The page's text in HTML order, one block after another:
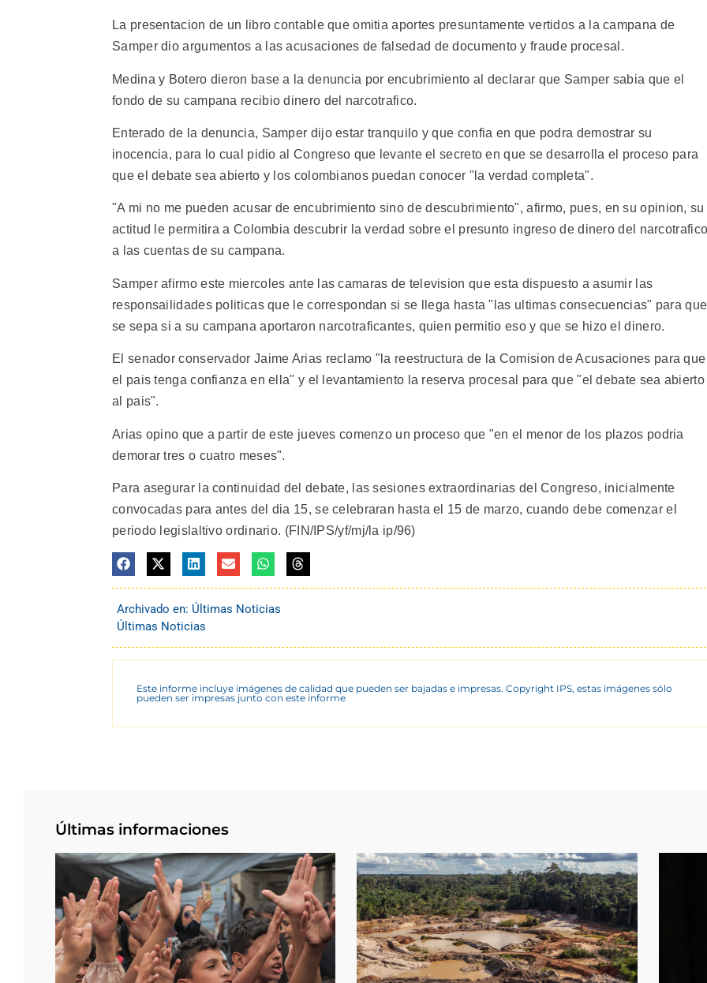
La presentacion de un libro contable que omitia aportes presuntamente vertidos a la campana de
Samper dio argumentos a las acusaciones de falsedad de documento y fraude procesal.
Medina y Botero dieron base a la denuncia por encubrimiento al declarar que Samper sabia que el
fondo de su campana recibio dinero del narcotrafico.
Enterado de la denuncia, Samper dijo estar tranquilo y que confia en que podra demostrar su
inocencia, para lo cual pidio al Congreso que levante el secreto en que se desarrolla el proceso para
que el debate sea abierto y los colombianos puedan conocer "la verdad completa".
"A mi no me pueden acusar de encubrimiento sino de descubrimiento", afirmo, pues, en su opinion, su
actitud le permitira a Colombia descubrir la verdad sobre el presunto ingreso de dinero del
a las cuentas de su campana.
Samper afirmo este miercoles ante las camaras de television que esta dispuesto a asumir las
responsailidades politicas que le correspondan si se llega hasta "las ultimas consecuencias" para que
se sepa si a su campana aportaron narcotraficantes, quien permitio eso y que se hizo el dinero.
El senador conservador Jaime Arias reclamo "la reestructura de la Comision de Acusaciones para que
el pais tenga confianza en ella" y el levantamiento la reserva procesal para que "el debate sea abierto
al pais".
Arias opino que a partir de este jueves comenzo un proceso que "en el menor de los plazos podria
demorar tres o cuatro meses".
Para asegurar la continuidad del debate, las sesiones extraordinarias del Congreso, inicialmente
convocadas para antes del dia 15, se celebraran hasta el 15 de marzo, cuando debe comenzar el
periodo legislaltivo ordinario. (FIN/IPS/yf/mj/la ip/96)
Archivado en: Últimas Noticias
Últimas Noticias
Este informe incluye imágenes de calidad que pueden ser bajadas e impresas. Copyright IPS, estas imágenes sólo
pueden ser impresas junto con este informe
Últimas informaciones